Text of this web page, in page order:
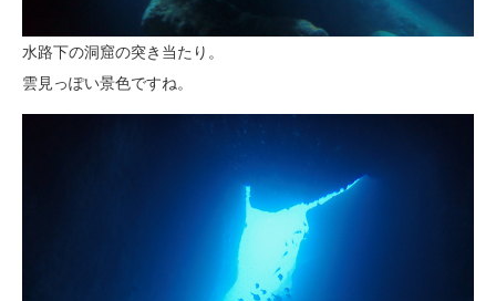
水路下の洞窟の突き当たり。
雲見っぽい景色ですね。